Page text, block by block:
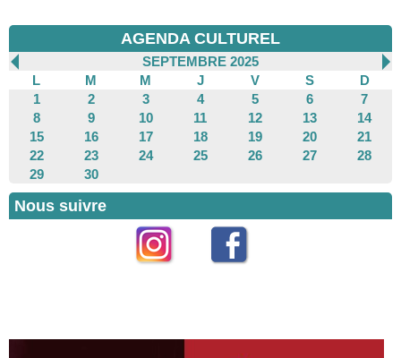
AGENDA CULTUREL
SEPTEMBRE 2025
L
M M J V S
D
1
2 3 4 5 6
7
8
9 10 11 12 13
14
15
16 17 18 19 20
21
22
23 24 25 26 27
28
29
30
Nous suivre